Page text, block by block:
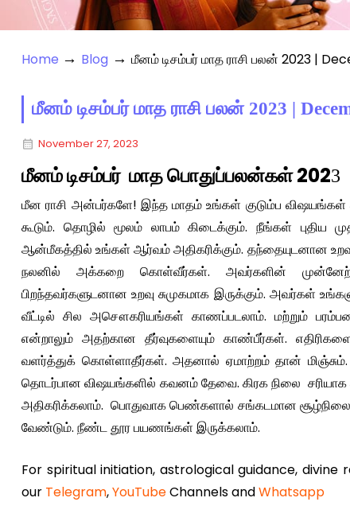
Home → Blog → மீனம் டிசம்பர் மாத ராசி பலன் 2023 |
மீனம் டிசம்பர் மாத ராசி பலன் 2023 |
November 27, 2023
மீனம் டிசம்பர் மாத பொதுப்பலன்கள் 2023
மீன ராசி அன்பர்களே! இந்த மாதம் உங்கள் குடும்ப விஷயங்கள்
கூடும். தொழில் மூலம் லாபம் கிடைக்கும். நீங்கள்
ஆன்மீகத்தில் உங்கள் ஆர்வம் அதிகரிக்கும். தந்தையுடனான
நலனில் அக்கறை கொள்வீர்கள். அவர்களின்
பிறந்தவர்களுடனான உறவு சுமுகமாக இருக்கும். அவர்கள்
வீட்டில் சில அசௌகரியங்கள் காணப்படலாம். மற்றும்
என்றாலும் அதற்கான தீர்வுகளையும் காண்பீர்கள்.
வளர்த்துக் கொள்ளாதீர்கள். அதனால் ஏமாற்றம் தான்
தொடர்பான விஷயங்களில் கவனம் தேவை. கிரக நிலை
அதிகரிக்கலாம். பொதுவாக பெண்களால் சங்கடமான
வேண்டும். நீண்ட தூர பயணங்கள் இருக்கலாம்.
For spiritual initiation, astrological guidance,
our Telegram,YouTubeChannels andWhatsapp